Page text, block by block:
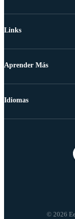
Links
Aprender Más
© 2026
Idiomas